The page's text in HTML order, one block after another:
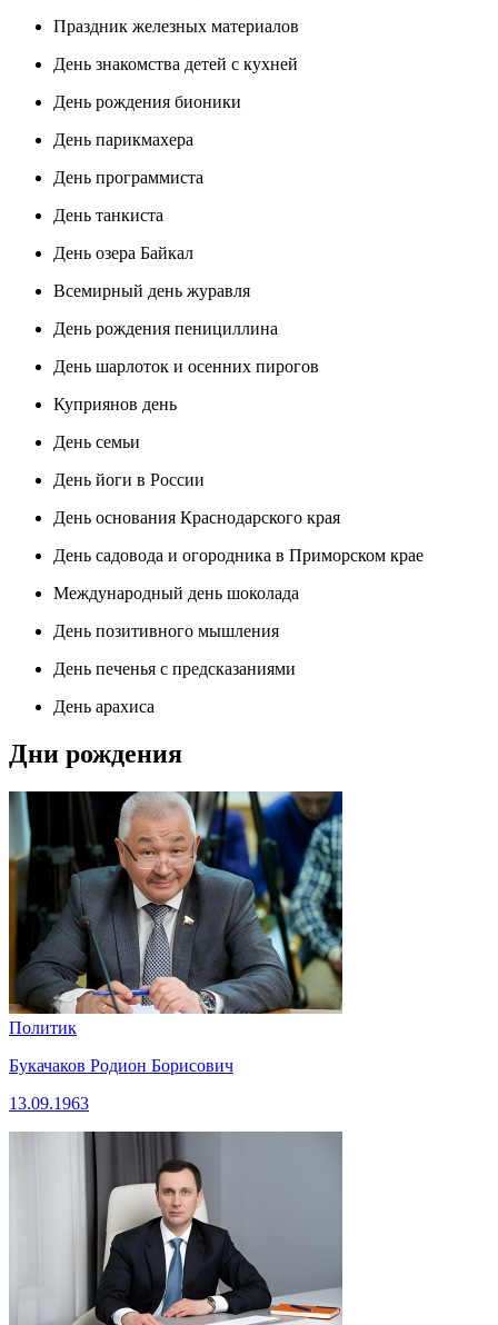
Праздник железных материалов
День знакомства детей с кухней
День рождения бионики
День парикмахера
День программиста
День танкиста
День озера Байкал
Всемирный день журавля
День рождения пенициллина
День шарлоток и осенних пирогов
Куприянов день
День семьи
День йоги в России
День основания Краснодарского края
День садовода и огородника в Приморском крае
Международный день шоколада
День позитивного мышления
День печенья с предсказаниями
День арахиса
Дни рождения
Политик
Букачаков Родион Борисович
13.09.1963